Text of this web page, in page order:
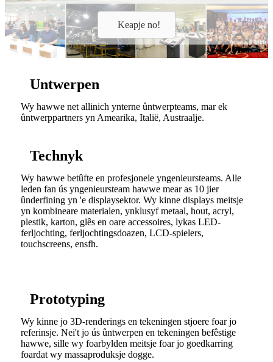
Keapje no!
Untwerpen
Wy hawwe net allinich ynterne ûntwerpteams, mar ek
ûntwerppartners yn Amearika, Italië, Austraalje.
Technyk
Wy hawwe betûfte en profesjonele yngenieursteams. Alle
leden fan ús yngenieursteam hawwe mear as 10 jier
ûnderfining yn 'e displaysektor. Wy kinne displays meitsje
yn kombineare materialen, ynklusyf metaal, hout, acryl,
plestik, karton, glês en oare accessoires, lykas LED-
ferljochting, ferljochtingsdoazen, LCD-spielers,
touchscreens, ensfh.
Prototyping
Wy kinne jo 3D-renderings en tekeningen stjoere foar jo
referinsje. Nei't jo ús ûntwerpen en tekeningen befêstige
hawwe, sille wy foarbylden meitsje foar jo goedkarring
foardat wy massaproduksje dogge.